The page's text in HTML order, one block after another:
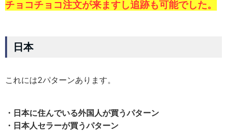
チョコチョコ注文が来ますし追跡も可能でした。
日本
これには2パターンあります。
・日本に住んでいる外国人が買うパターン
・日本人セラーが買うパターン